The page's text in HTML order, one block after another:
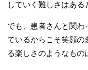
していく難しさはある
でも、患者さんと関わ
ているからこそ笑顔の
る楽しさのようなもの